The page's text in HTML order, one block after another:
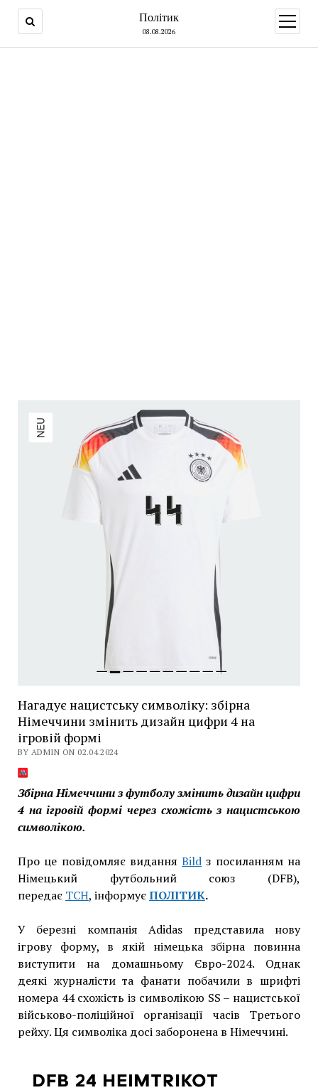
Політик
08.08.2026
open
menu
Нагадує нацистську символіку: збірна
Німеччини змінить дизайн цифри 4 на
ігровій формі
BY ADMIN ON 02.04.2024
Збірна Німеччини з футболу змінить дизайн цифри
4 на ігровій формі через схожість з нацистською
символікою.
Про це повідомляє виданняBild з посиланням на
Німецький футбольний союз (DFB),
передає ТСН, інформуєПОЛІТИК.
У березні компанія Adidas представила нову
ігрову форму, в якій німецька збірна повинна
виступити на домашньому Євро-2024. Однак
деякі журналісти та фанати побачили в шрифті
номера 44 схожість із символікою SS – нацистської
військово-поліційної організації часів Третього
рейху. Ця символіка досі заборонена в Німеччині.